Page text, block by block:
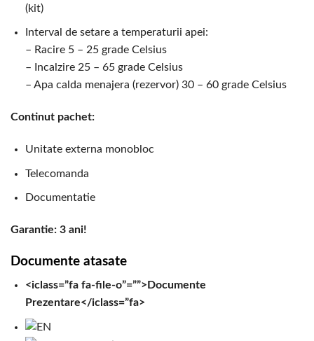
(kit)
Interval de setare a temperaturii apei:
– Racire 5 – 25 grade Celsius
– Incalzire 25 – 65 grade Celsius
– Apa calda menajera (rezervor) 30 – 60 grade Celsius
Continut pachet:
Unitate externa monobloc
Telecomanda
Documentatie
Garantie: 3 ani!
Documente atasate
<iclass=”fa fa-file-o”=””>Documente
Prezentare</iclass=”fa>